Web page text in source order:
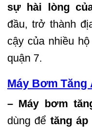
sự hài lòng
đầu, trở thành
cậy của nhiều
quận 7.
Máy Bơm
– Máy bơm
dùng để tăng